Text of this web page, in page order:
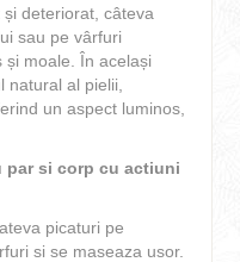
deteriorat, câteva
sau pe vârfuri
moale. În același
natural al pielii,
un aspect luminos,
si corp cu actiuni
picaturi pe
si se maseaza usor.